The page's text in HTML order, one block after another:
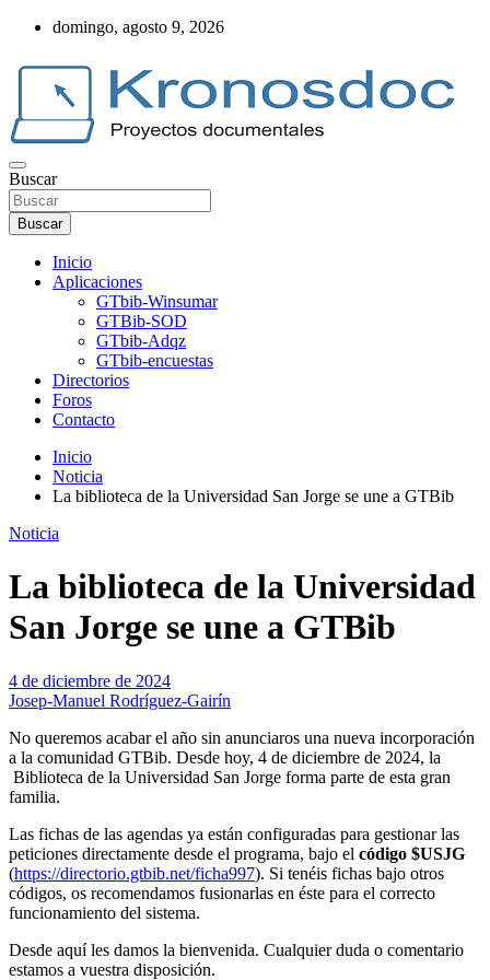
Saltar
contenido
domingo, agosto 9, 2026
Web Kronosdoc
Buscar
Buscar
Inicio
Aplicaciones
GTbib-Winsumar
GTBib-SOD
GTbib-Adqz
GTbib-encuestas
Directorios
Foros
Contacto
Inicio
Noticia
La biblioteca de la Universidad San Jorge se une a GTBib
Noticia
La biblioteca de la Universidad
San Jorge se une a GTBib
4 de diciembre de 2024
Josep-Manuel Rodríguez-Gairín
No queremos acabar el año sin anunciaros una nueva incorporación
a la comunidad GTBib. Desde hoy, 4 de diciembre de 2024, la
Biblioteca de la Universidad San Jorge forma parte de esta gran
familia.
Las fichas de las agendas ya están configuradas para gestionar las
peticiones directamente desde el programa, bajo el código $USJG
(https://directorio.gtbib.net/ficha997). Si tenéis fichas bajo otros
códigos, os recomendamos fusionarlas en éste para el correcto
funcionamiento del sistema.
Desde aquí les damos la bienvenida. Cualquier duda o comentario
estamos a vuestra disposición.